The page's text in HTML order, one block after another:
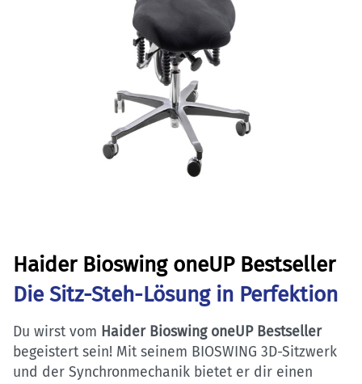
Haider Bioswing oneUP Bestseller
Die Sitz-Steh-Lösung in Perfektion
Du wirst vom Haider Bioswing oneUP Bestseller
begeistert sein! Mit seinem BIOSWING 3D-Sitzwerk
und der Synchronmechanik bietet er dir einen